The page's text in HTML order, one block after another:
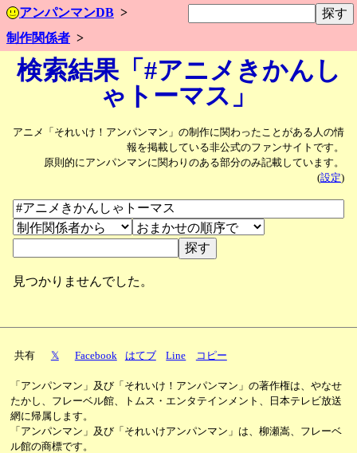
アンパンマンDB
制作関係者
検索結果「#アニメきかんし
ゃトーマス」
アニメ「それいけ！アンパンマン」の制作に関わったことがある人の情
報を掲載している非公式のファンサイトです。
原則的にアンパンマンに関わりのある部分のみ記載しています。
(設定)
見つかりませんでした。
共有 𝕏 Facebook はてブ Line コピー
「アンパンマン」及び「それいけ！アンパンマン」の著作権は、やなせ
たかし、フレーベル館、トムス・エンタテインメント、日本テレビ放送
網に帰属します。
「アンパンマン」及び「それいけアンパンマン」は、柳瀬嵩、フレーベ
ル館の商標です。